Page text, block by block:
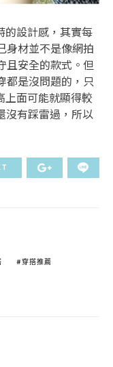
的設計感，其實每
身材並不是像網拍
且安全的款式。但
都是沒問題的，只
上面可能就顯得較
沒有踩雷過，所以
穿搭推薦